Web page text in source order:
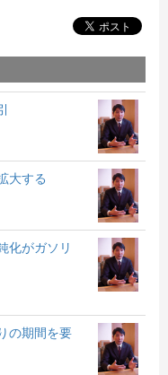
大する
化がガソリ
の期間を要